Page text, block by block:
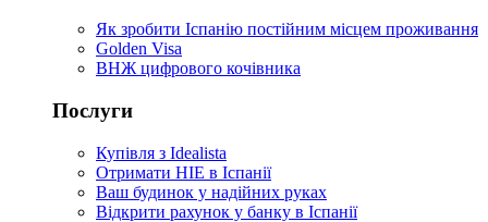
Як зробити Іспанію постійним місцем проживання
Golden Visa
ВНЖ цифрового кочівника
Послуги
Купівля з Idealista
Отримати НІЕ в Іспанії
Ваш будинок у надійних руках
Відкрити рахунок у банку в Іспанії